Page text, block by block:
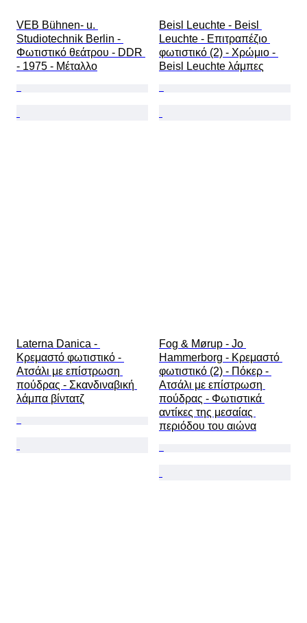
VEB Bühnen- u.
Studiotechnik Berlin -
Φωτιστικό θεάτρου - DDR
- 1975 - Μέταλλο
Beisl Leuchte - Beisl
Leuchte - Επιτραπέζιο
φωτιστικό (2) - Χρώμιο -
Beisl Leuchte λάμπες
Laterna Danica -
Κρεμαστό φωτιστικό -
Ατσάλι με επίστρωση
πούδρας - Σκανδιναβική
λάμπα βίντατζ
Fog & Mørup - Jo
Hammerborg - Κρεμαστό
φωτιστικό (2) - Πόκερ -
Ατσάλι με επίστρωση
πούδρας - Φωτιστικά
αντίκες της μεσαίας
περιόδου του αιώνα